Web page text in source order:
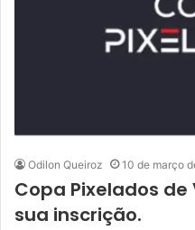
Odilon Queiroz 10 de março
Copa Pixelados
sua inscrição.